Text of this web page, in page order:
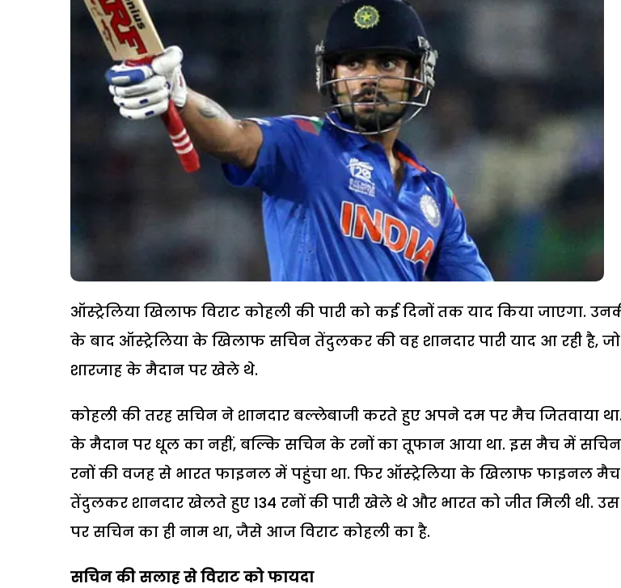
ऑस्ट्रेलिया खिलाफ विराट कोहली की पारी को कई दिनों तक याद किया जाएगा.
के बाद ऑस्ट्रेलिया के खिलाफ सचिन तेंदुलकर की वह शानदार पारी याद आ रही है,
शारजाह के मैदान पर खेले थे.
कोहली की तरह सचिन ने शानदार बल्लेबाजी करते हुए अपने दम पर मैच जितवाया
के मैदान पर धूल का नहीं, बल्कि सचिन के रनों का तूफान आया था. इस मैच में सचिन
रनों की वजह से भारत फाइनल में पहुंचा था. फिर ऑस्ट्रेलिया के खिलाफ फाइनल
तेंदुलकर शानदार खेलते हुए 134 रनों की पारी खेले थे और भारत को जीत मिली थी.
पर सचिन का ही नाम था, जैसे आज विराट कोहली का है.
सचिन की सलाह से विराट को फायदा